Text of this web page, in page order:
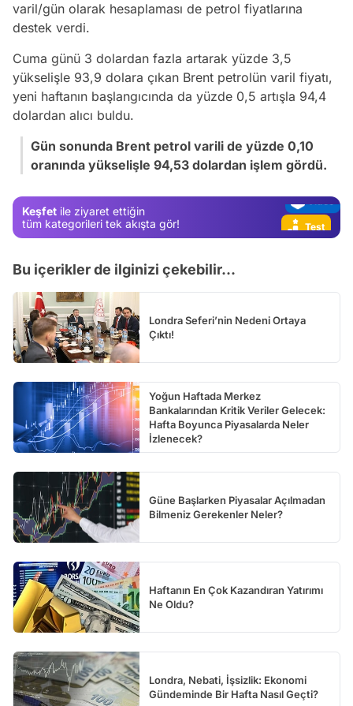
varil/gün olarak hesaplaması de petrol fiyatlarına
destek verdi.
Cuma günü 3 dolardan fazla artarak yüzde 3,5
yükselişle 93,9 dolara çıkan Brent petrolün varil fiyatı,
yeni haftanın başlangıcında da yüzde 0,5 artışla 94,4
dolardan alıcı buldu.
Gün sonunda Brent petrol varili de yüzde 0,10
oranında yükselişle 94,53 dolardan işlem gördü.
Keşfet ile ziyaret ettiğin
tüm kategorileri tek akışta gör!
Video
Gündem
Magazin
Test
Bu içerikler de ilginizi çekebilir...
Londra Seferi’nin Nedeni Ortaya
Çıktı!
Yoğun Haftada Merkez
Bankalarından Kritik Veriler Gelecek:
Hafta Boyunca Piyasalarda Neler
İzlenecek?
Güne Başlarken Piyasalar Açılmadan
Bilmeniz Gerekenler Neler?
Haftanın En Çok Kazandıran Yatırımı
Ne Oldu?
Londra, Nebati, İşsizlik: Ekonomi
Gündeminde Bir Hafta Nasıl Geçti?